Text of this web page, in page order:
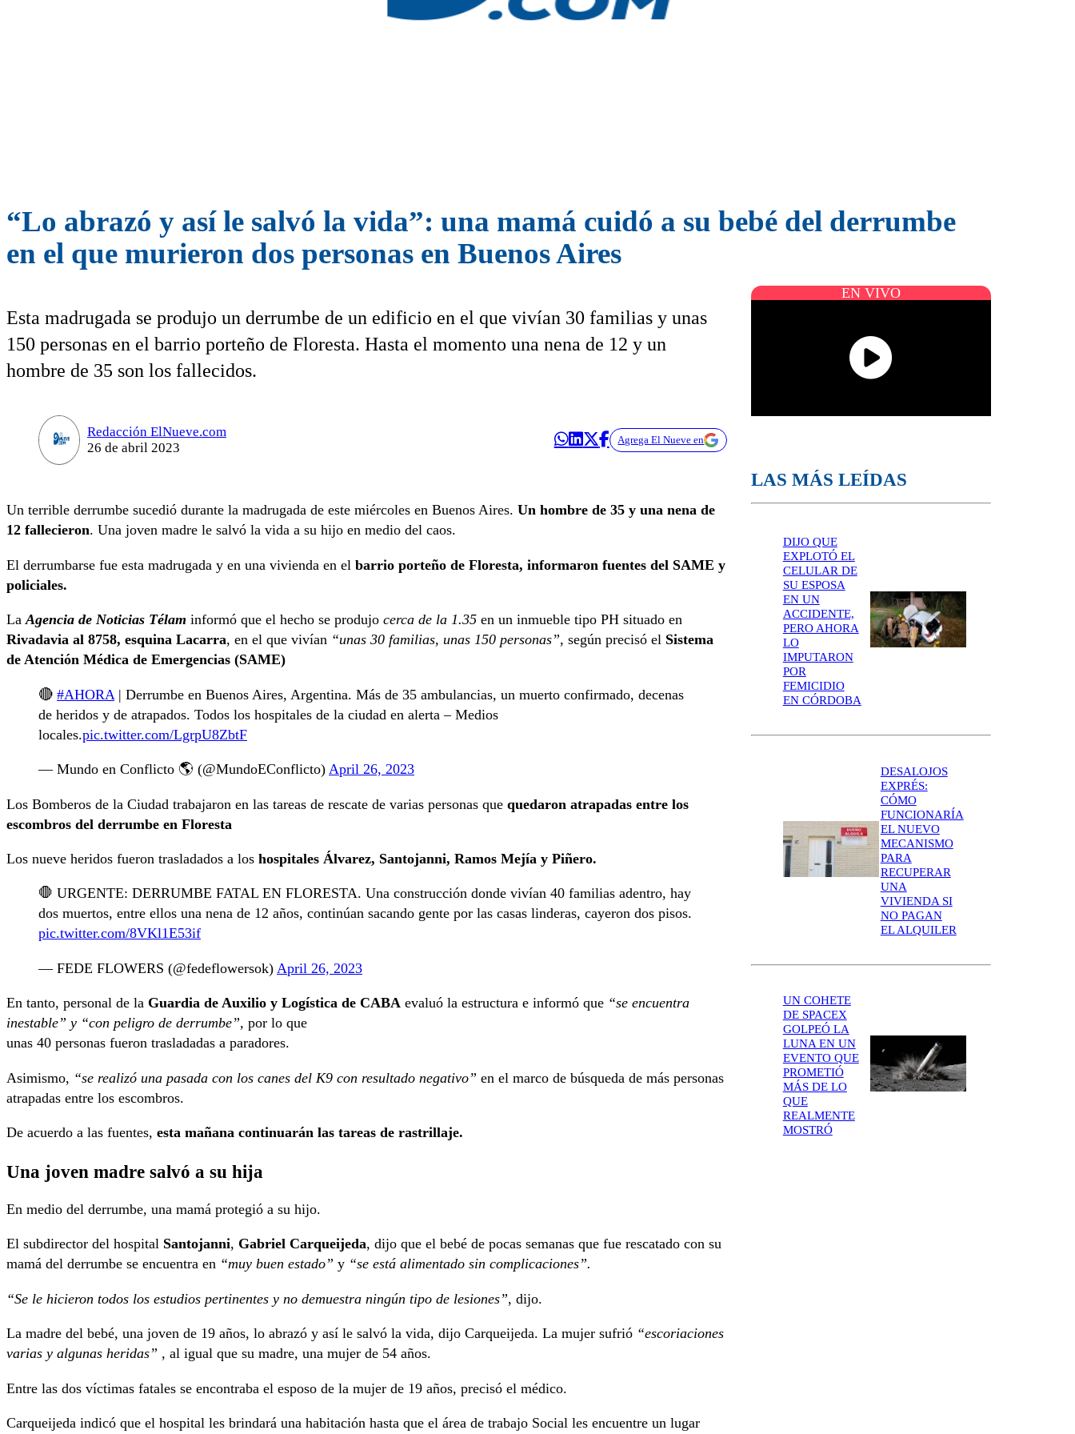
“Lo abrazó y así le salvó la vida”: una mamá cuidó a su bebé del derrumbe
en el que murieron dos personas en Buenos Aires
Esta madrugada se produjo un derrumbe de un edificio en el que vivían 30 familias y unas
150 personas en el barrio porteño de Floresta. Hasta el momento una nena de 12 y un
hombre de 35 son los fallecidos.
Redacción ElNueve.com
26 de abril 2023
Agrega El Nueve en
Un terrible derrumbe sucedió durante la madrugada de este miércoles en Buenos Aires. Un hombre de 35 y una nena de
12 fallecieron. Una joven madre le salvó la vida a su hijo en medio del caos.
El derrumbarse fue esta madrugada y en una vivienda en el barrio porteño de Floresta, informaron fuentes del SAME y
policiales.
LaAgencia de Noticias Télam informó que el hecho se produjo cerca de la 1.35 en un inmueble tipo PH situado en
Rivadavia al 8758, esquina Lacarra, en el que vivían “unas 30 familias, unas 150 personas”, según precisó el Sistema
de Atención Médica de Emergencias (SAME)
🔴 #AHORA | Derrumbe en Buenos Aires, Argentina. Más de 35 ambulancias, un muerto confirmado, decenas
de heridos y de atrapados. Todos los hospitales de la ciudad en alerta – Medios
locales.pic.twitter.com/LgrpU8ZbtF
— Mundo en Conflicto 🌎 (@MundoEConflicto) April 26, 2023
Los Bomberos de la Ciudad trabajaron en las tareas de rescate de varias personas que quedaron atrapadas entre los
escombros del derrumbe en Floresta
Los nueve heridos fueron trasladados a los hospitales Álvarez, Santojanni, Ramos Mejía y Piñero.
🛑 URGENTE: DERRUMBE FATAL EN FLORESTA. Una construcción donde vivían 40 familias adentro, hay
dos muertos, entre ellos una nena de 12 años, continúan sacando gente por las casas linderas, cayeron dos pisos.
pic.twitter.com/8VKl1E53if
— FEDE FLOWERS (@fedeflowersok) April 26, 2023
En tanto, personal de la Guardia de Auxilio y Logística de CABA evaluó la estructura e informó que “se encuentra
inestable” y “con peligro de derrumbe”, por lo que
unas 40 personas fueron trasladadas a paradores.
Asimismo, “se realizó una pasada con los canes del K9 con resultado negativo” en el marco de búsqueda de más personas
atrapadas entre los escombros.
De acuerdo a las fuentes, esta mañana continuarán las tareas de rastrillaje.
Una joven madre salvó a su hija
En medio del derrumbe, una mamá protegió a su hijo.
El subdirector del hospital Santojanni, Gabriel Carqueijeda, dijo que el bebé de pocas semanas que fue rescatado con su
mamá del derrumbe se encuentra en “muy buen estado” y “se está alimentado sin complicaciones”.
“Se le hicieron todos los estudios pertinentes y no demuestra ningún tipo de lesiones”, dijo.
La madre del bebé, una joven de 19 años, lo abrazó y así le salvó la vida, dijo Carqueijeda. La mujer sufrió “escoriaciones
varias y algunas heridas” , al igual que su madre, una mujer de 54 años.
Entre las dos víctimas fatales se encontraba el esposo de la mujer de 19 años, precisó el médico.
Carqueijeda indicó que el hospital les brindará una habitación hasta que el área de trabajo Social les encuentre un lugar
EN VIVO
LAS MÁS LEÍDAS
DIJO QUE
EXPLOTÓ EL
CELULAR DE
SU ESPOSA
EN UN
ACCIDENTE,
PERO AHORA
LO
IMPUTARON
POR
FEMICIDIO
EN CÓRDOBA
DESALOJOS
EXPRÉS:
CÓMO
FUNCIONARÍA
EL NUEVO
MECANISMO
PARA
RECUPERAR
UNA
VIVIENDA SI
NO PAGAN
EL ALQUILER
UN COHETE
DE SPACEX
GOLPEÓ LA
LUNA EN UN
EVENTO QUE
PROMETIÓ
MÁS DE LO
QUE
REALMENTE
MOSTRÓ